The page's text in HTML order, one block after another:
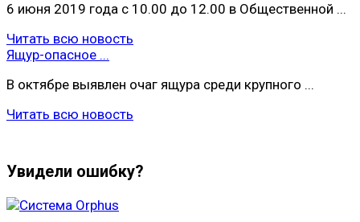
6 июня 2019 года с 10.00 до 12.00 в Общественной ...
Читать всю новость
Ящур-опасное ...
В октябре выявлен очаг ящура среди крупного ...
Читать всю новость
Увидели ошибку?